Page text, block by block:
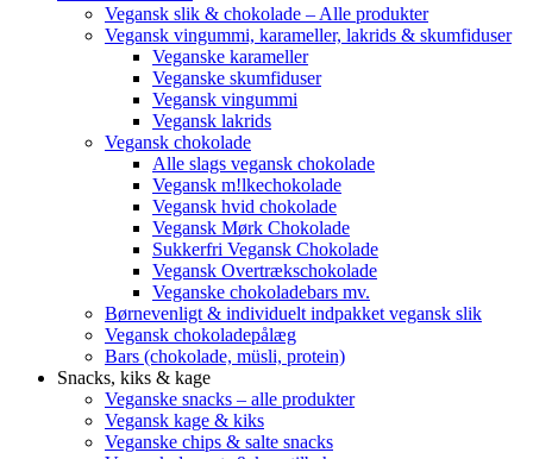
Vegansk slik & chokolade – Alle produkter
Vegansk vingummi, karameller, lakrids & skumfiduser
Veganske karameller
Veganske skumfiduser
Vegansk vingummi
Vegansk lakrids
Vegansk chokolade
Alle slags vegansk chokolade
Vegansk m!lkechokolade
Vegansk hvid chokolade
Vegansk Mørk Chokolade
Sukkerfri Vegansk Chokolade
Vegansk Overtrækschokolade
Veganske chokoladebars mv.
Børnevenligt & individuelt indpakket vegansk slik
Vegansk chokoladepålæg
Bars (chokolade, müsli, protein)
Snacks, kiks & kage
Veganske snacks – alle produkter
Vegansk kage & kiks
Veganske chips & salte snacks